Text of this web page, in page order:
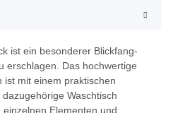
ist ein besonderer Blickfang-
erschlagen. Das hochwertige
ist mit einem praktischen
Waschtisch
Elementen und